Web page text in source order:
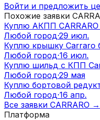
Войти и предложить
Похожие заявки
Куплю АКПП CARRARO
Любой город·29 июл.
Куплю крышку Carraro
Любой город·16 июл.
Куплю шильд с КПП
Любой город·29 мая
Куплю бортовой
Любой город·16 апр.
Все заявки CARRARO →
Платформа